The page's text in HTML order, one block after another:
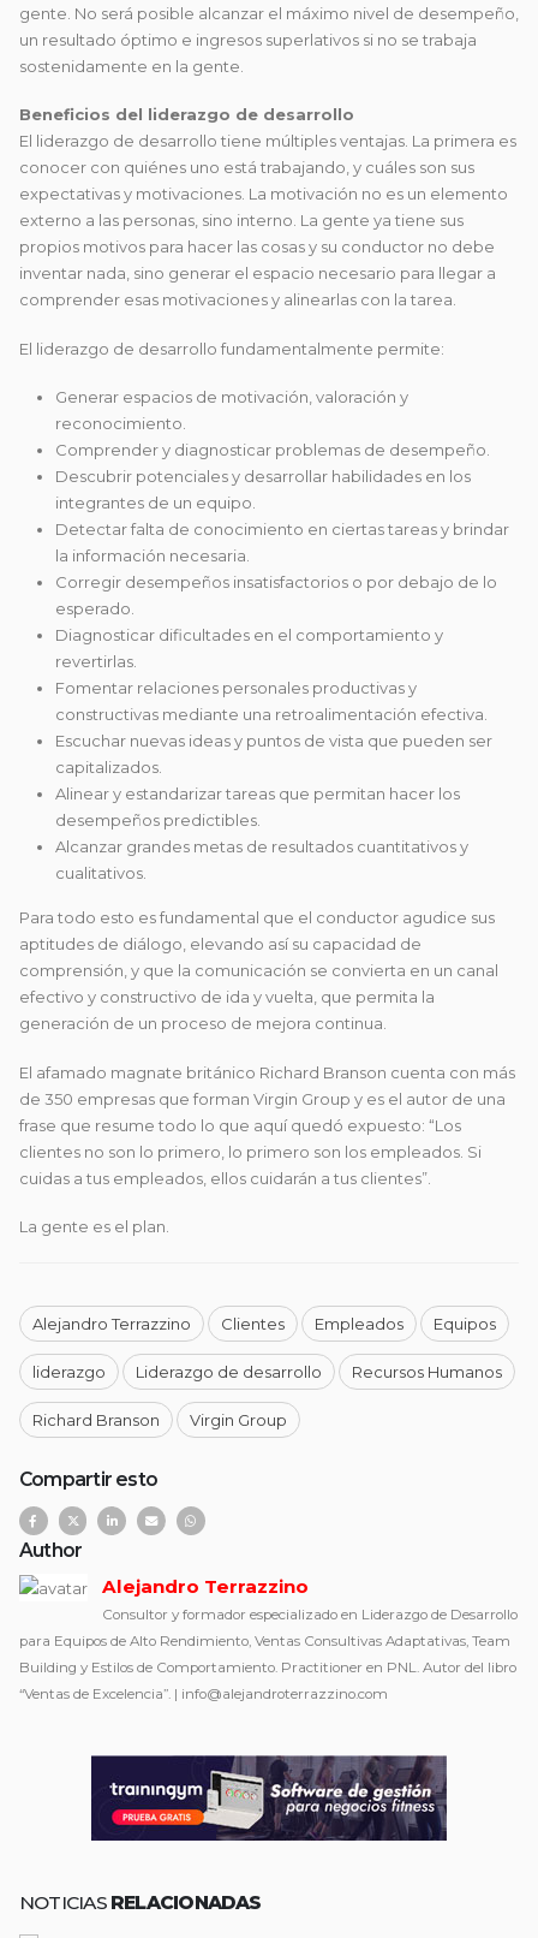
gente. No será posible alcanzar el máximo nivel de desempeño,
un resultado óptimo e ingresos superlativos si no se trabaja
sostenidamente en la gente.
Beneficios del liderazgo de desarrollo
El liderazgo de desarrollo tiene múltiples ventajas. La primera es
conocer con quiénes uno está trabajando, y cuáles son sus
expectativas y motivaciones. La motivación no es un elemento
externo a las personas, sino interno. La gente ya tiene sus
propios motivos para hacer las cosas y su conductor no debe
inventar nada, sino generar el espacio necesario para llegar a
comprender esas motivaciones y alinearlas con la tarea.
El liderazgo de desarrollo fundamentalmente permite:
Generar espacios de motivación, valoración y
reconocimiento.
Comprender y diagnosticar problemas de desempeño.
Descubrir potenciales y desarrollar habilidades en los
integrantes de un equipo.
Detectar falta de conocimiento en ciertas tareas y brindar
la información necesaria.
Corregir desempeños insatisfactorios o por debajo de lo
esperado.
Diagnosticar dificultades en el comportamiento y
revertirlas.
Fomentar relaciones personales productivas y
constructivas mediante una retroalimentación efectiva.
Escuchar nuevas ideas y puntos de vista que pueden ser
capitalizados.
Alinear y estandarizar tareas que permitan hacer los
desempeños predictibles.
Alcanzar grandes metas de resultados cuantitativos y
cualitativos.
Para todo esto es fundamental que el conductor agudice sus
aptitudes de diálogo, elevando así su capacidad de
comprensión, y que la comunicación se convierta en un canal
efectivo y constructivo de ida y vuelta, que permita la
generación de un proceso de mejora continua.
El afamado magnate británico Richard Branson cuenta con más
de 350 empresas que forman Virgin Group y es el autor de una
frase que resume todo lo que aquí quedó expuesto: “Los
clientes no son lo primero, lo primero son los empleados. Si
cuidas a tus empleados, ellos cuidarán a tus clientes”.
La gente es el plan.
Alejandro Terrazzino Clientes Empleados Equipos
liderazgo Liderazgo de desarrollo Recursos Humanos
Richard Branson Virgin Group
Compartir esto
Author
Alejandro Terrazzino
Consultor y formador especializado en Liderazgo de Desarrollo
para Equipos de Alto Rendimiento, Ventas Consultivas Adaptativas, Team
Building y Estilos de Comportamiento. Practitioner en PNL. Autor del libro
“Ventas de Excelencia”. | info@alejandroterrazzino.com
NOTICIAS RELACIONADAS